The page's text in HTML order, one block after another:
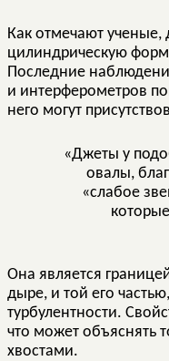
Как отмечают
цилиндрическую
Последние
и интерферометров
него могут
«Джеты у
овалы,
«слабое
Она является
дыре, и той его
турбулентности.
что может объяснять
хвостами.